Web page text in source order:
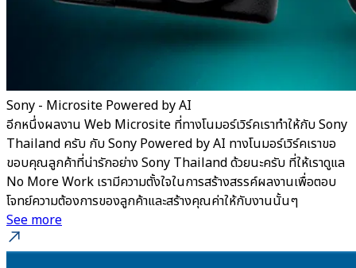
Sony - Microsite Powered by AI
อีกหนึ่งผลงาน Web Microsite ที่ทางโนมอร์เวิร์คเราทำให้กับ Sony
Thailand ครับ กับ Sony Powered by AI ทางโนมอร์เวิร์คเราขอ
ขอบคุณลูกค้าที่น่ารักอย่าง Sony Thailand ด้วยนะครับ ที่ให้เราดูแล
No More Work เรามีความตั้งใจในการสร้างสรรค์ผลงานเพื่อตอบ
โจทย์ความต้องการของลูกค้าและสร้างคุณค่าให้กับงานนั้นๆ
See more